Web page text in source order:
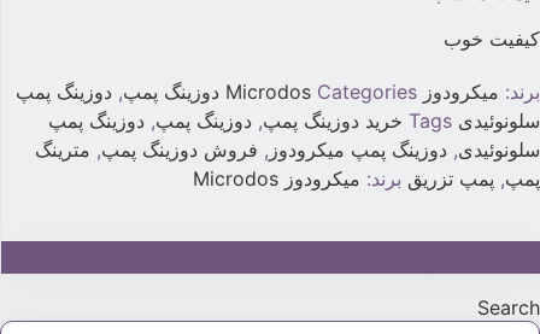
کیفیت خوب
برند: میکرودوز Microdos Categories دوزینگ پمپ, دوزینگ پمپ
سلونوئیدی Tags خرید دوزینگ پمپ, دوزینگ پمپ, دوزینگ پمپ
سلونوئیدی, دوزینگ پمپ میکرودوز , فروش دوزینگ پمپ, مترینگ
پمپ, پمپ تزریق برند: میکرودوز Microdos
Search